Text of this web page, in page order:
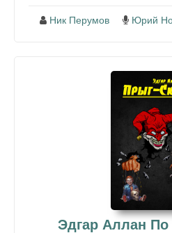
Ник Перумов Юрий
Эдгар Аллан